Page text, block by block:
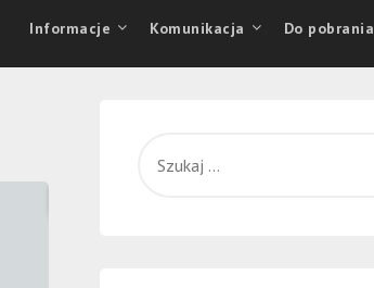
Informacje Komunikacja Do pobrania